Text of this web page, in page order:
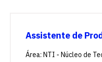
Assistente de
Área: NTI - Núcleo de